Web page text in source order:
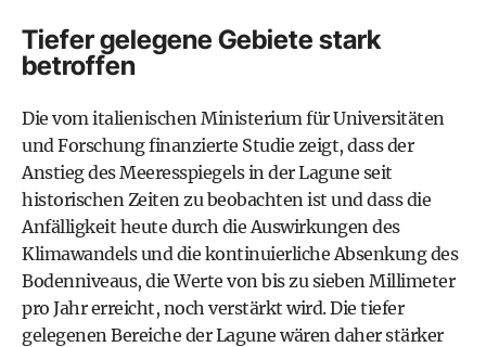
Tiefer gelegene Gebiete stark
betroffen
Die vom italienischen Ministerium für Universitäten
und Forschung finanzierte Studie zeigt, dass der
Anstieg des Meeresspiegels in der Lagune seit
historischen Zeiten zu beobachten ist und dass die
Anfälligkeit heute durch die Auswirkungen des
Klimawandels und die kontinuierliche Absenkung des
Bodenniveaus, die Werte von bis zu sieben Millimeter
pro Jahr erreicht, noch verstärkt wird. Die tiefer
gelegenen Bereiche der Lagune wären daher stärker